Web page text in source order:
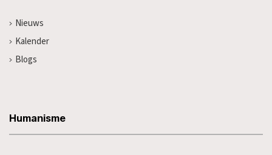
Nieuws
Kalender
Blogs
Humanisme